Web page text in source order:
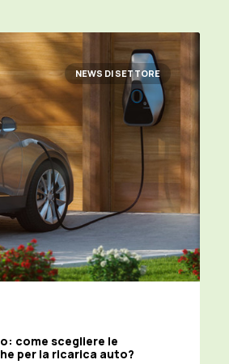
NEWS DI SETTORE
come scegliere le
per la ricarica auto?